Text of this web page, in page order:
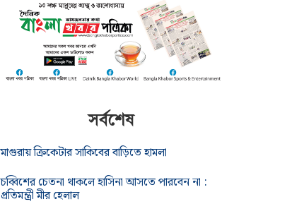
সর্বশেষ
মাগুরায় ক্রিকেটার সাকিবের বাড়িতে হামলা
চব্বিশের চেতনা থাকলে হাসিনা আসতে পারবেন না :
প্রতিমন্ত্রী মীর হেলাল